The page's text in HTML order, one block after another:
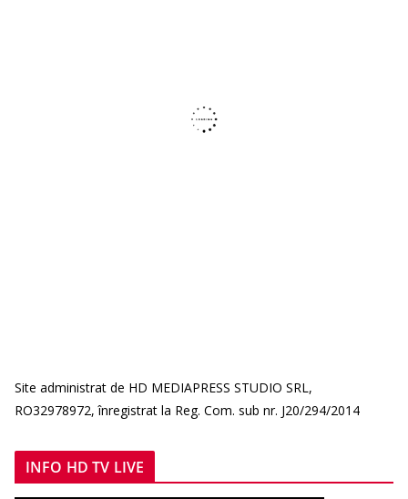
Site administrat de HD MEDIAPRESS STUDIO SRL,
RO32978972, înregistrat la Reg. Com. sub nr. J20/294/2014
INFO HD TV LIVE